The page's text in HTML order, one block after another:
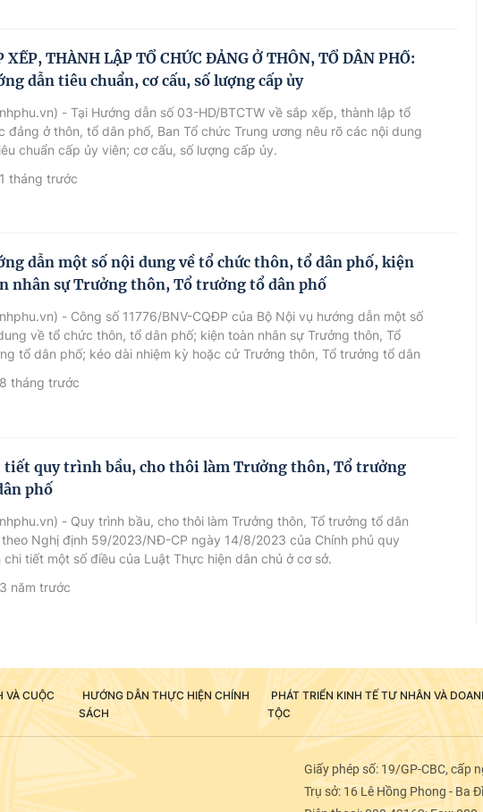
XẾP, THÀNH LẬP TỔ CHỨC ĐẢNG Ở THÔN, TỔ DÂN PHỐ:
dẫn tiêu chuẩn, cơ cấu, số lượng cấp ủy
1 tháng trước
- Tại Hướng dẫn số 03-HD/BTCTW về sắp xếp, thành lập tổ
đảng ở thôn, tổ dân phố, Ban Tổ chức Trung ương nêu rõ các nội dung
chuẩn cấp ủy viên; cơ cấu, số lượng cấp ủy.
dẫn một số nội dung về tổ chức thôn, tổ dân phố, kiện
nhân sự Trưởng thôn, Tổ trưởng tổ dân phố
8 tháng trước
- Công số 11776/BNV-CQĐP của Bộ Nội vụ hướng dẫn một số
về tổ chức thôn, tổ dân phố; kiện toàn nhân sự Trưởng thôn, Tổ
tổ dân phố; kéo dài nhiệm kỳ hoặc cử Trưởng thôn, Tổ trưởng tổ dân
lâm thời để đảm bảo duy trì hoạt động của thôn, tổ dân phố.
tiết quy trình bầu, cho thôi làm Trưởng thôn, Tổ trưởng
phố
3 năm trước
- Quy trình bầu, cho thôi làm Trưởng thôn, Tổ trưởng tổ dân
theo Nghị định 59/2023/NĐ-CP ngày 14/8/2023 của Chính phủ quy
chi tiết một số điều của Luật Thực hiện dân chủ ở cơ sở.
VÀ CUỘC
HƯỚNG DẪN THỰC HIỆN CHÍNH
SÁCH
PHÁT TRIỂN KINH TẾ TƯ NHÂN VÀ
TỘC
Giấy phép số: 19/GP-CBC, cấp
Trụ sở: 16 Lê Hồng Phong - Ba